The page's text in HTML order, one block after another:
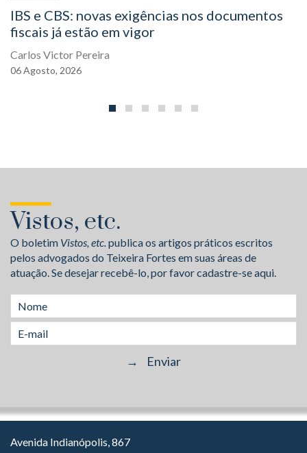
IBS e CBS: novas exigências nos documentos
fiscais já estão em vigor
Carlos Victor Pereira
06Agosto, 2026
Vistos, etc.
O boletim Vistos, etc.publica os artigos práticos escritos
pelos advogados do Teixeira Fortes em suas áreas de
atuação. Se desejar recebê-lo, por favor cadastre-se aqui.
Avenida Indianópolis, 867